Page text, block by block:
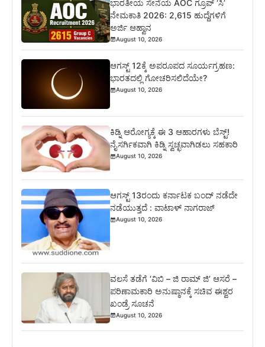
ಭಾರತೀಯ ಸೇನೆಯ AOC ಗ್ರೂಪ್ ‘ಸಿ’
ನೇಮಕಾತಿ 2026: 2,615 ಹುದ್ದೆಗಳಿಗೆ
ಅರ್ಜಿ ಆಹ್ವಾನ
August 10, 2026
ಆಗಸ್ಟ್ 12ಕ್ಕೆ ಅಪರೂಪದ ಸೂರ್ಯಗ್ರಹಣ:
ಭಾರತದಲ್ಲಿ ಗೋಚರಿಸಲಿದೆಯೇ?
August 10, 2026
ಕಿಡ್ನಿ ಆರೋಗ್ಯಕ್ಕೆ ಈ 3 ಆಹಾರಗಳು ಬೆಸ್ಟ್‌!
ನೈಸರ್ಗಿಕವಾಗಿ ಕಿಡ್ನಿ ಸ್ವಚ್ಛವಾಗಿಡಲು ಸಹಕಾರಿ
August 10, 2026
ಆಗಸ್ಟ್ 13ರಂದು ಕರ್ನಾಟಕ ಬಂದ್ ನಡೆದೇ
ನಡೆಯುತ್ತದೆ : ವಾಟಾಳ್ ನಾಗರಾಜ್
August 10, 2026
ವಲಸೆ ತಡೆಗೆ ‘ವಿಬಿ – ಜಿ ರಾಮ್ ಜಿ’ ಆಸರೆ –
ಪರಿಣಾಮಕಾರಿ ಅನುಷ್ಠಾನಕ್ಕೆ ಸಚಿವ ಈಶ್ವರ
ಖಂಡ್ರೆ ಸೂಚನೆ
August 10, 2026